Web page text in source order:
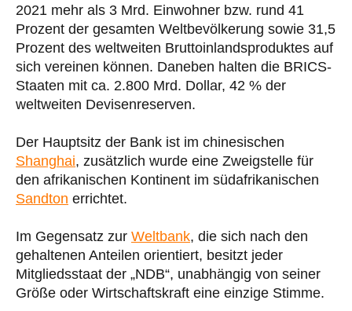
2021 mehr als 3 Mrd. Einwohner bzw. rund 41
Prozent der gesamten Weltbevölkerung sowie 31,5
Prozent des weltweiten Bruttoinlandsproduktes auf
sich vereinen können. Daneben halten die BRICS-
Staaten mit ca. 2.800 Mrd. Dollar, 42 % der
weltweiten Devisenreserven.
Der Hauptsitz der Bank ist im chinesischen
Shanghai, zusätzlich wurde eine Zweigstelle für
den afrikanischen Kontinent im südafrikanischen
Sandton errichtet.
Im Gegensatz zur Weltbank, die sich nach den
gehaltenen Anteilen orientiert, besitzt jeder
Mitgliedsstaat der „NDB“, unabhängig von seiner
Größe oder Wirtschaftskraft eine einzige Stimme.